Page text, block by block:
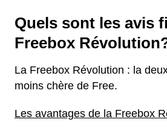
Quels sont les avis
Freebox
La Freebox Révolution : la
moins chère de Free.
Les avantages de la Freebox